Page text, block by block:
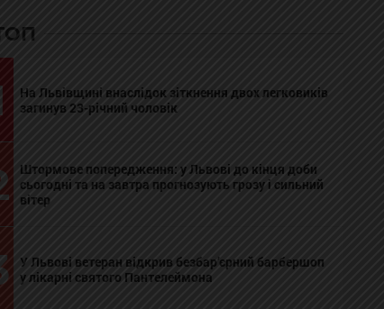
На Львівщині внаслідок зіткнення двох легковиків
загинув 23-річний чоловік
Штормове попередження: у Львові до кінця доби
сьогодні та на завтра прогнозують грозу і сильний
вітер
У Львові ветеран відкрив безбар’єрний барбершоп
у лікарні святого Пантелеймона